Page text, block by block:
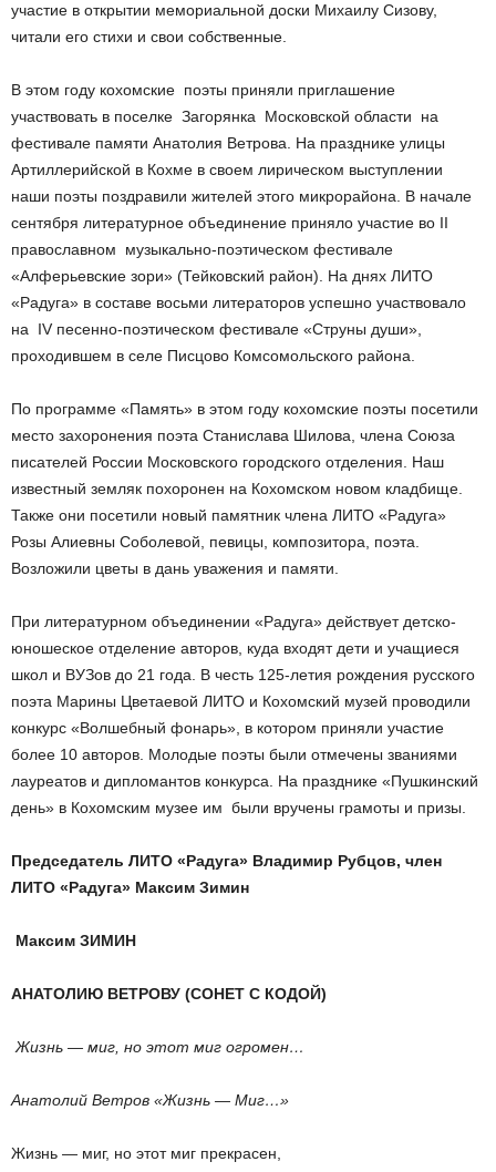
участие в открытии мемориальной доски Михаилу Сизову,
читали его стихи и свои собственные.
В этом году кохомские поэты приняли приглашение
участвовать в поселке Загорянка Московской области на
фестивале памяти Анатолия Ветрова. На празднике улицы
Артиллерийской в Кохме в своем лирическом выступлении
наши поэты поздравили жителей этого микрорайона. В начале
сентября литературное объединение приняло участие во II
православном музыкально-поэтическом фестивале
«Алферьевские зори» (Тейковский район). На днях ЛИТО
«Радуга» в составе восьми литераторов успешно участвовало
на IV песенно-поэтическом фестивале «Струны души»,
проходившем в селе Писцово Комсомольского района.
По программе «Память» в этом году кохомские поэты посетили
место захоронения поэта Станислава Шилова, члена Союза
писателей России Московского городского отделения. Наш
известный земляк похоронен на Кохомском новом кладбище.
Также они посетили новый памятник члена ЛИТО «Радуга»
Розы Алиевны Соболевой, певицы, композитора, поэта.
Возложили цветы в дань уважения и памяти.
При литературном объединении «Радуга» действует детско-
юношеское отделение авторов, куда входят дети и учащиеся
школ и ВУЗов до 21 года. В честь 125-летия рождения русского
поэта Марины Цветаевой ЛИТО и Кохомский музей проводили
конкурс «Волшебный фонарь», в котором приняли участие
более 10 авторов. Молодые поэты были отмечены званиями
лауреатов и дипломантов конкурса. На празднике «Пушкинский
день» в Кохомским музее им были вручены грамоты и призы.
Председатель ЛИТО «Радуга» Владимир Рубцов, член
ЛИТО «Радуга» Максим Зимин
Максим ЗИМИН
АНАТОЛИЮ ВЕТРОВУ (СОНЕТ С КОДОЙ)
Жизнь — миг, но этот миг огромен…
Анатолий Ветров «Жизнь — Миг…»
Жизнь — миг, но этот миг прекрасен,